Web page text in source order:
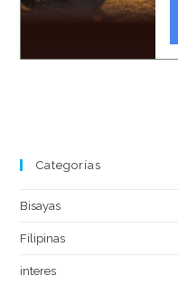
Categorías
Bisayas
Filipinas
interes